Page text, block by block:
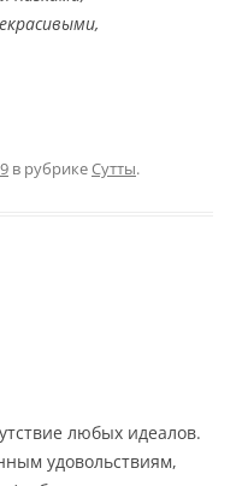
в рубрикеСутты.
любых идеалов.
удовольствиям,